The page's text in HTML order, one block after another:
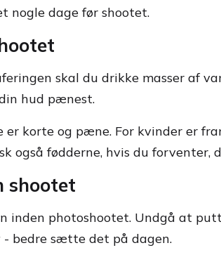
nogle dage før shootet.
skal du drikke masser af
hud pænest.
er korte og pæne. For kvinder er
også fødderne, hvis du forventer,
shootet
inden photoshootet. Undgå at
bedre sætte det på dagen.